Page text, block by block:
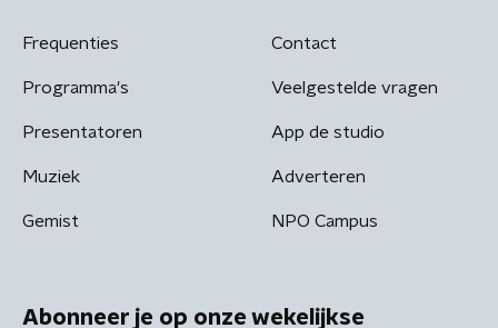
Frequenties
Programma's
Presentatoren
Muziek
Gemist
Contact
Veelgestelde vragen
App de studio
Adverteren
NPO Campus
Abonneer je op onze wekelijkse